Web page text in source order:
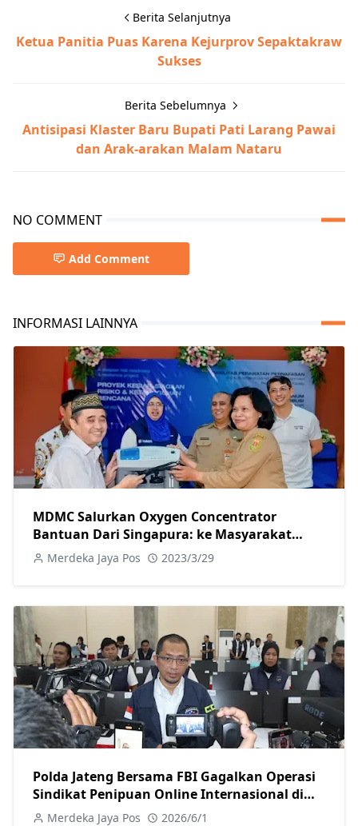
Berita Selanjutnya
Ketua Panitia Puas Karena Kejurprov Sepaktakraw
Sukses
Berita Sebelumnya
Antisipasi Klaster Baru Bupati Pati Larang Pawai
dan Arak-arakan Malam Nataru
NO COMMENT
Add Comment
INFORMASI LAINNYA
MDMC Salurkan Oxygen Concentrator
Bantuan Dari Singapura: ke Masyarakat
Gunung Berapi Magelang
Merdeka Jaya Pos 2023/3/29
Polda Jateng Bersama FBI Gagalkan Operasi
Sindikat Penipuan Online Internasional di
Solo Raya
Merdeka Jaya Pos 2026/6/1